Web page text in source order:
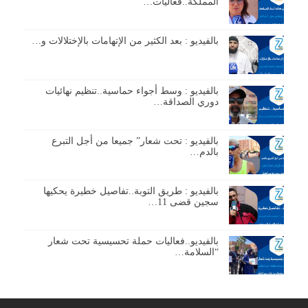
بالفيديو : بعد الكثير من الإتهامات بالإختلالات و…
بالفيديو : وسط أجواء حماسية..تنظيم نهائيات
دوري الصداقة…
بالفيديو : تحت شعار” جميعا من أجل التبرع
بالدم…
بالفيديو : طريق التوبة..تفاصيل خطيرة يحكيها
سجين قضى 11…
بالفيديو..فعاليات حملة تحسيسية تحت شعار
“السلامة…